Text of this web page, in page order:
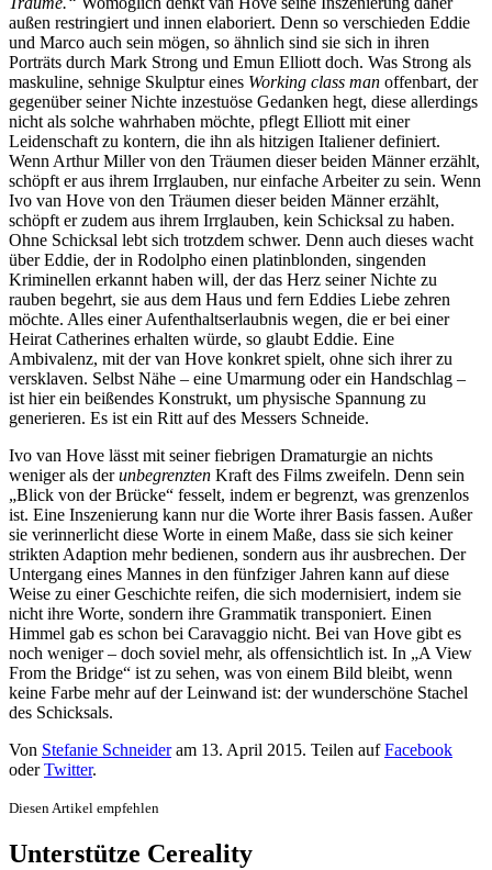
außen restringiert und innen elaboriert. Denn so verschieden Eddie
und Marco auch sein mögen, so ähnlich sind sie sich in ihren
Porträts durch Mark Strong und Emun Elliott doch. Was Strong als
maskuline, sehnige Skulptur eines Working class man offenbart, der
gegenüber seiner Nichte inzestuöse Gedanken hegt, diese allerdings
nicht als solche wahrhaben möchte, pflegt Elliott mit einer
Leidenschaft zu kontern, die ihn als hitzigen Italiener definiert.
Wenn Arthur Miller von den Träumen dieser beiden Männer erzählt,
schöpft er aus ihrem Irrglauben, nur einfache Arbeiter zu sein. Wenn
Ivo van Hove von den Träumen dieser beiden Männer erzählt,
schöpft er zudem aus ihrem Irrglauben, kein Schicksal zu haben.
Ohne Schicksal lebt sich trotzdem schwer. Denn auch dieses wacht
über Eddie, der in Rodolpho einen platinblonden, singenden
Kriminellen erkannt haben will, der das Herz seiner Nichte zu
rauben begehrt, sie aus dem Haus und fern Eddies Liebe zehren
möchte. Alles einer Aufenthaltserlaubnis wegen, die er bei einer
Heirat Catherines erhalten würde, so glaubt Eddie. Eine
Ambivalenz, mit der van Hove konkret spielt, ohne sich ihrer zu
versklaven. Selbst Nähe – eine Umarmung oder ein Handschlag –
ist hier ein beißendes Konstrukt, um physische Spannung zu
generieren. Es ist ein Ritt auf des Messers Schneide.
Ivo van Hove lässt mit seiner fiebrigen Dramaturgie an nichts
weniger als derunbegrenzten Kraft des Films zweifeln. Denn sein
„Blick von der Brücke“ fesselt, indem er begrenzt, was grenzenlos
ist. Eine Inszenierung kann nur die Worte ihrer Basis fassen. Außer
sie verinnerlicht diese Worte in einem Maße, dass sie sich keiner
strikten Adaption mehr bedienen, sondern aus ihr ausbrechen. Der
Untergang eines Mannes in den fünfziger Jahren kann auf diese
Weise zu einer Geschichte reifen, die sich modernisiert, indem sie
nicht ihre Worte, sondern ihre Grammatik transponiert. Einen
Himmel gab es schon bei Caravaggio nicht. Bei van Hove gibt es
noch weniger – doch soviel mehr, als offensichtlich ist. In „A View
From the Bridge“ ist zu sehen, was von einem Bild bleibt, wenn
keine Farbe mehr auf der Leinwand ist: der wunderschöne Stachel
des Schicksals.
Von Stefanie Schneideram 13. April 2015. Teilen aufFacebook
oderTwitter.
Diesen Artikel empfehlen
Unterstütze Cereality